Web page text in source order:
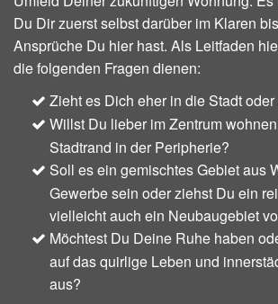
Du Dir zuerst selbst darüber im Klaren
Ansprüche Du hier hast. Als Leitfaden
die folgenden Fragen dienen:
Zieht es Dich eher in die Stadt
Willst Du lieber im Zentrum
Stadtrand in der Peripherie?
Soll es ein gemischtes Gebiet aus
Gewerbe sein oder ziehst Du ein
vielleicht auch ein Neubaugebiet
Möchtest Du Deine Ruhe haben
auf das quirlige Leben und
aus?